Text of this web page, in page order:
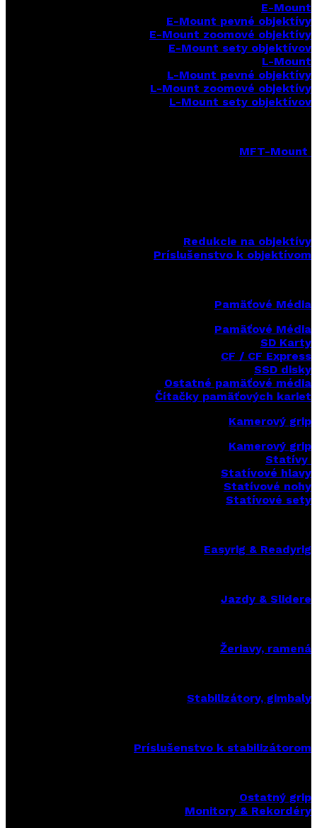
E-Mount
E-Mount pevné objektívy
E-Mount zoomové objektívy
E-Mount sety objektívov
L-Mount
L-Mount pevné objektívy
L-Mount zoomové objektívy
L-Mount sety objektívov
MFT-Mount
Redukcie na objektívy
Príslušenstvo k objektívom
Pamäťové Média
Pamäťové Média
SD Karty
CF / CF Express
SSD disky
Ostatné pamäťové média
Čítačky pamäťových kariet
Kamerový grip
Kamerový grip
Statívy
Statívové hlavy
Statívové nohy
Statívové sety
Easyrig & Readyrig
Jazdy & Slidere
Žeriavy, ramená
Stabilizátory, gimbaly
Príslušenstvo k stabilizátorom
Ostatný grip
Monitory & Rekordéry